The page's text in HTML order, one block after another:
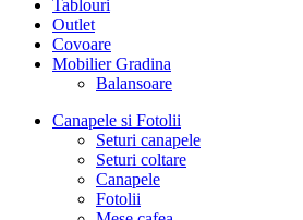
Tablouri
Outlet
Covoare
Mobilier Gradina
Balansoare
Canapele si Fotolii
Seturi canapele
Seturi coltare
Canapele
Fotolii